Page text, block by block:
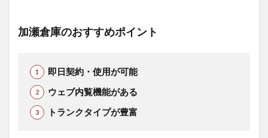
加瀬倉庫のおすすめポイント
即日契約・使用が可能
ウェブ内覧機能がある
トランクタイプが豊富